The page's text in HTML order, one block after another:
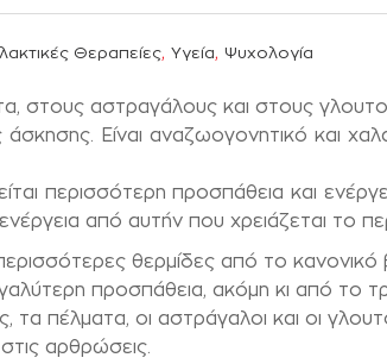
Θεραπείες, Υγεία, Ψυχολογία
στους αστραγάλους και στους
Είναι αναζωογονητικό και
περισσότερη προσπάθεια και
από αυτήν που χρειάζεται το
θερμίδες από το κανονικό
προσπάθεια, ακόμη κι από το
πέλματα, οι αστράγαλοι και οι
αρθρώσεις.